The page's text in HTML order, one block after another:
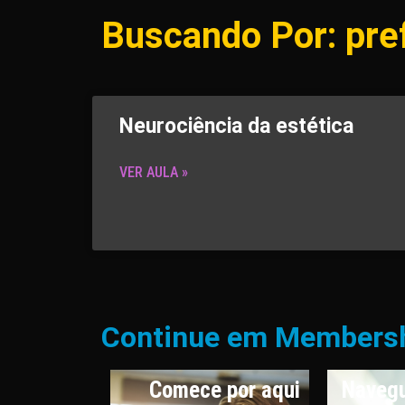
Buscando Por:
Neurociência da estética
VER AULA »
Continue em
Comece por aqui